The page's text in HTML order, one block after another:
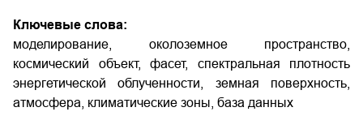
Ключевые слова:
моделирование, околоземное пространство,
космический объект, фасет, спектральная плотность
энергетической облученности, земная поверхность,
атмосфера, климатические зоны, база данных